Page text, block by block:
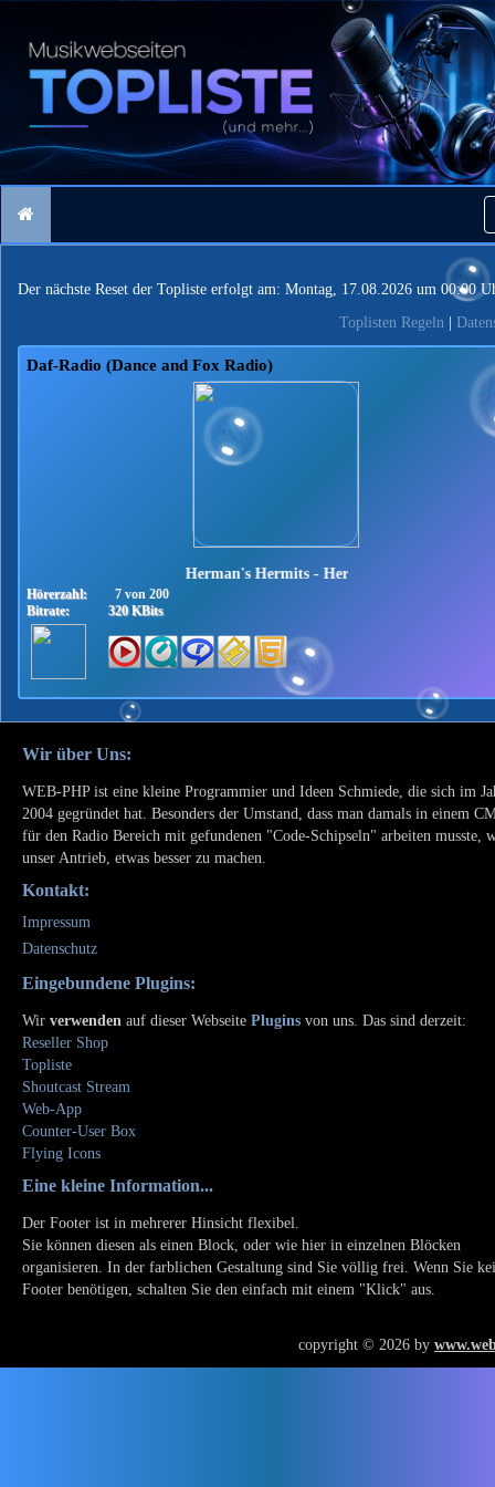
Der nächste Reset der Topliste erfolgt am: Montag, 17.08.2026 um 00:00
Toplisten Regeln |
Daf-Radio (Dance and Fox Radio)
Herman's Hermits - Herman's Hermits on 45
Hörerzahl:
7 von 200
Bitrate:
320 KBits
Wir über Uns:
WEB-PHP ist eine kleine Programmier und Ideen Schmiede, die sich im
2004 gegründet hat. Besonders der Umstand, dass man damals in einem
für den Radio Bereich mit gefundenen "Code-Schipseln" arbeiten musste,
unser Antrieb, etwas besser zu machen.
Kontakt:
Impressum
Datenschutz
Eingebundene Plugins:
Wir verwenden auf dieser Webseite Plugins von uns. Das sind derzeit:
Reseller Shop
Topliste
Shoutcast Stream
Web-App
Counter-User Box
Flying Icons
Eine kleine Information...
Der Footer ist in mehrerer Hinsicht flexibel.
Sie können diesen als einen Block, oder wie hier in einzelnen Blöcken
organisieren. In der farblichen Gestaltung sind Sie völlig frei. Wenn Sie
Footer benötigen, schalten Sie den einfach mit einem "Klick" aus.
copyright © 2026 by